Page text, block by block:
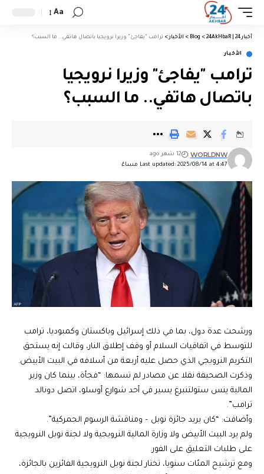
Aa
أخبار 24 | 24AkHbaR >
Blog
> الأخبار > ترامب "يفاجئ" وزيرا نرويجيا باتصال هاتفي.. ما السبب؟
الأخبار
ترامب "يفاجئ" وزيرا نرويجيا
باتصال هاتفي.. ما السبب؟
Last updated: 2025/08/14 at 4:47 مساءً
WORLDNW 12 شهر ago
ورشحت عدة دول، بما في ذلك إسرائيل وباكستان وكمبوديا، ترامب
للتوسط في اتفاقيات السلام أو وقف إطلاق النار، وقالت إنه يستحق
التكريم النرويجي الذي حصل عليه أربعة من أسلافه في البيت الأبيض.
وذكرت الصحيفة ‭‭‬‬‬نقلا عن مصادر لم تسمها: “فجأة، بينما كان وزير
المالية ينس ستولتنبرغ يسير في أحد شوارع أوسلو، اتصل دونالد
ترامب”.
وأضافت: “كان يريد جائزة نوبل – ومناقشة الرسوم الجمركية”.
ولم يرد البيت الأبيض ولا وزارة المالية النرويجية ولا لجنة نوبل النرويجية
على طلبات التعليق على الفور.
ومع ترشيح المئات سنويا، تختار لجنة نوبل النرويجية الفائزين بالجائزة،